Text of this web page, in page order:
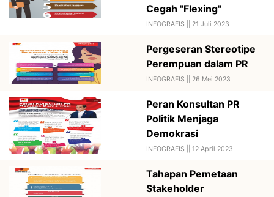
Cegah "Flexing"
INFOGRAFIS || 21 Juli 2023
Pergeseran Stereotipe
Perempuan dalam PR
INFOGRAFIS || 26 Mei 2023
Peran Konsultan PR
Politik Menjaga
Demokrasi
INFOGRAFIS || 12 April 2023
Tahapan Pemetaan
Stakeholder